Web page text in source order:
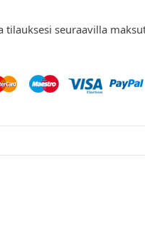
tilauksesi seuraavilla